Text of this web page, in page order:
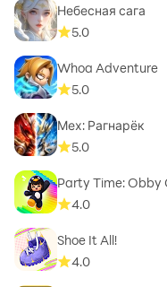
Небесная сага
5.0
Whoa Adventure
5.0
Мех: Рагнарёк
5.0
Party Time: Obby
4.0
Shoe It All!
4.0